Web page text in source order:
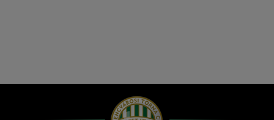
Hírek